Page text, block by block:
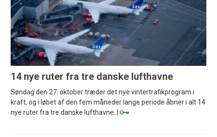
14 nye ruter fra tre danske lufthavne
Søndag den 27. oktober træder det nye vintertrafikprogram i
kraft, og i løbet af den fem måneder lange periode åbner i alt 14
nye ruter fra tre danske lufthavne. |